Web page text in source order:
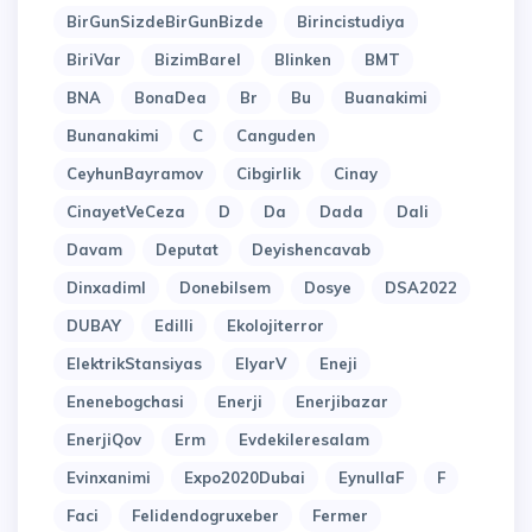
BirGunSizdeBirGunBizde
Birincistudiya
BiriVar
BizimBarel Blinken
BMT
BNA
BonaDea Br Bu
Buanakimi
Bunanakimi
C
Canguden
CeyhunBayramov
Cibgirlik
Cinay
CinayetVeCeza
D Da Dada
Dali
Davam
Deputat
Deyishencavab
Dinxadiml
Donebilsem Dosye
DSA2022
DUBAY
Edilli
Ekolojiterror
ElektrikStansiyas
ElyarV
Eneji
Enenebogchasi
Enerji
Enerjibazar
EnerjiQov
Erm
Evdekileresalam
Evinxanimi
Expo2020Dubai EynullaF
F
Faci
Felidendogruxeber
Fermer